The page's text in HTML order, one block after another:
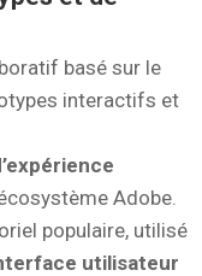
basé sur le
interactifs et
Adobe.
populaire, utilisé
utilisateur